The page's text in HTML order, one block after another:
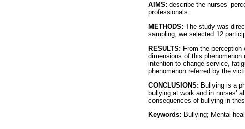
AIMS: describe the nurses’
professionals.
METHODS: The study was
sampling, we selected 12
RESULTS: From the
dimensions of this
intention to change service,
phenomenon referred by the
CONCLUSIONS: Bullying is a
bullying at work and in nurses’
consequences of bullying in
Keywords: Bullying; Mental